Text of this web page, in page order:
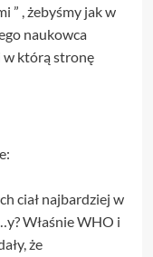
” , żebyśmy jak w
naukowca
w którą stronę
ciał najbardziej w
Właśnie WHO i
że